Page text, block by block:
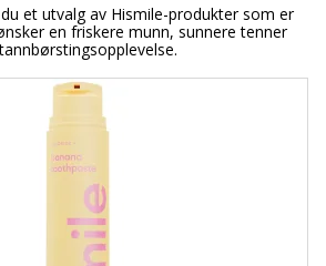
et utvalg av Hismile-produkter som er
en friskere munn, sunnere tenner